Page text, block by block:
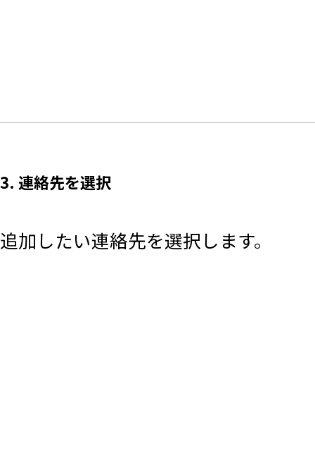
3. 連絡先を選択
追加したい連絡先を選択します。